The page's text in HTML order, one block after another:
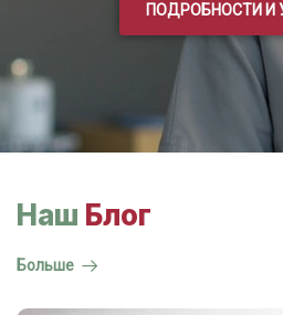
ПОДРОБНОСТИ И
Наш Блог
Больше